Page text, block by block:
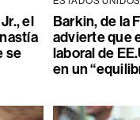
el
se
Barkin, de la
advierte que
laboral de
en un